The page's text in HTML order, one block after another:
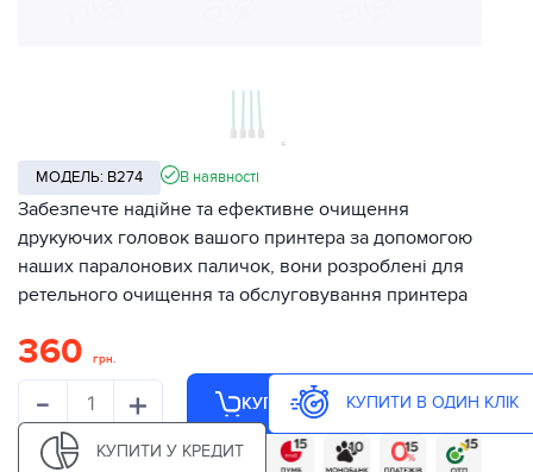
МОДЕЛЬ: B274 В наявності
Забезпечте надійне та ефективне очищення
друкуючих головок вашого принтера за допомогою
наших паралонових паличок, вони розроблені для
ретельного очищення та обслуговування принтера
360 грн.
- + КУПИТИ КУПИТИ В ОДИН КЛІК
КУПИТИ У КРЕДИТ